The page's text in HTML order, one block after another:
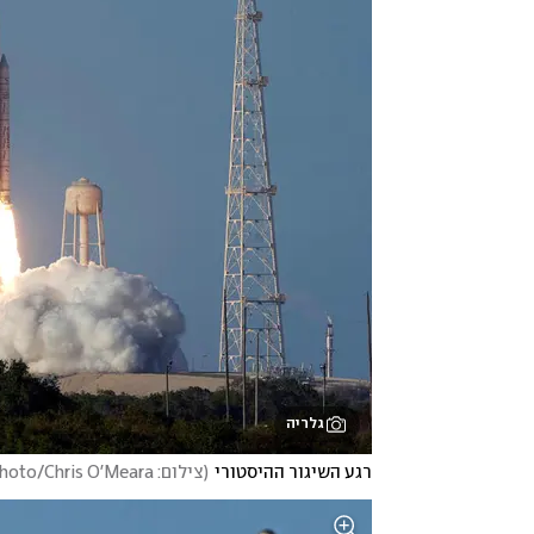
גלריה
רגע השיגור ההיסטורי (צילום: AP Photo/Chris O'Meara